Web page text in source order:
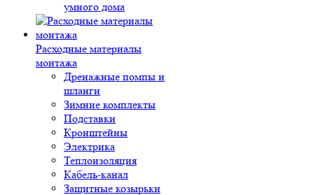
умного дома
Расходные материалы
монтажа
Дренажные помпы и
шланги
Зимние комплекты
Подставки
Кронштейны
Электрика
Теплоизоляция
Кабель-канал
Защитные козырьки